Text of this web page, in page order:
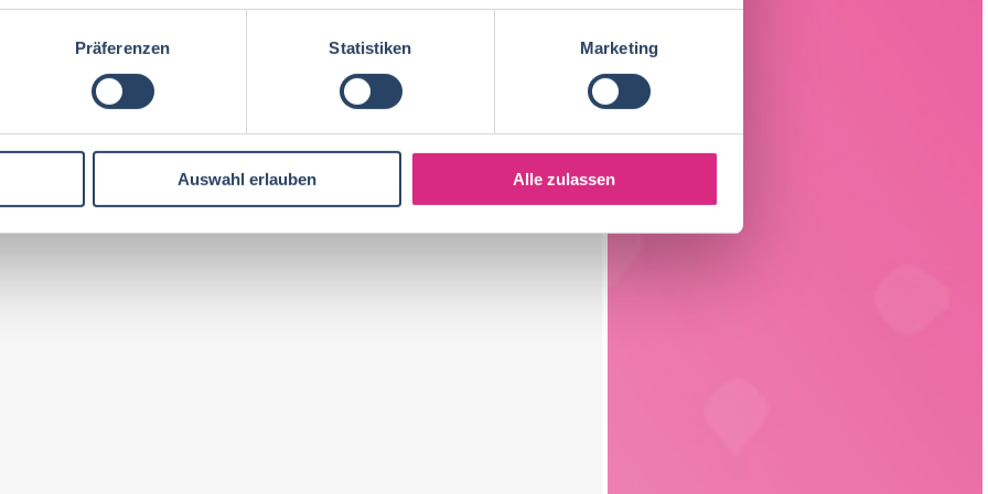
Präferenzen Statistiken Marketing
Auswahl erlauben Alle zulassen